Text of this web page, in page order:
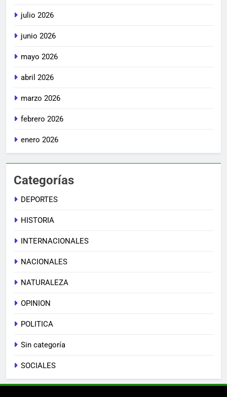
julio 2026
junio 2026
mayo 2026
abril 2026
marzo 2026
febrero 2026
enero 2026
Categorías
DEPORTES
HISTORIA
INTERNACIONALES
NACIONALES
NATURALEZA
OPINION
POLITICA
Sin categoría
SOCIALES